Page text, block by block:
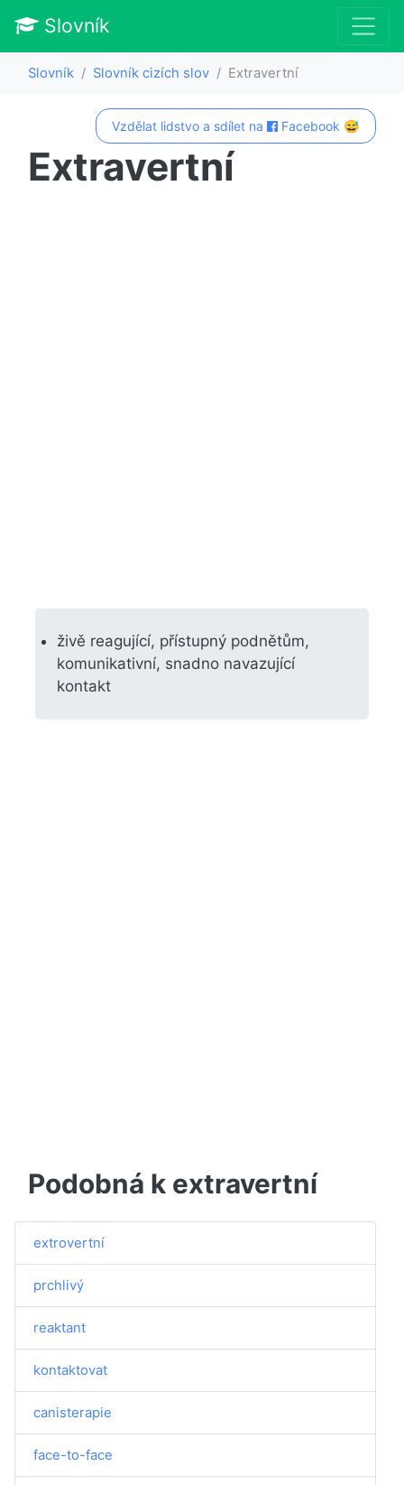
Slovník
Slovník Slovník cizích slov Extravertní
Vzdělat lidstvo a sdílet na Facebook 😅
Extravertní
živě reagující, přístupný podnětům,
komunikativní, snadno navazující
kontakt
Podobná k extravertní
extrovertní
prchlivý
reaktant
kontaktovat
canisterapie
face-to-face